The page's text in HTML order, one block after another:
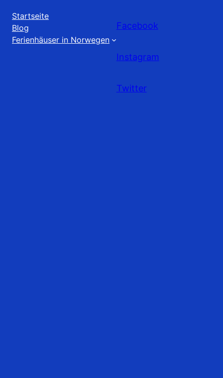
Startseite
Blog
Ferienhäuser in Norwegen
Facebook
Instagram
Twitter